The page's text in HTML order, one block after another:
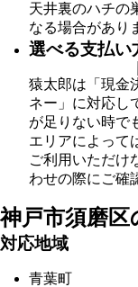
天井裏のハチの
なる場合があり
選べる支払い
猿太郎は「現金
ネー」に対応し
が足りない時で
エリアによって
ご利用いただけ
わせの際にご確
神戸市須磨区
対応地域
青葉町